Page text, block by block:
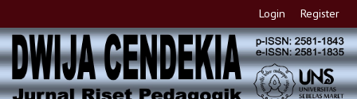
Login Register